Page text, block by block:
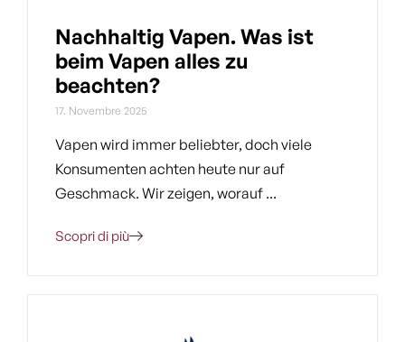
Nachhaltig Vapen. Was ist
beim Vapen alles zu
beachten?
17. Novembre 2025
Vapen wird immer beliebter, doch viele
Konsumenten achten heute nur auf
Geschmack. Wir zeigen, worauf ...
Scopri di più